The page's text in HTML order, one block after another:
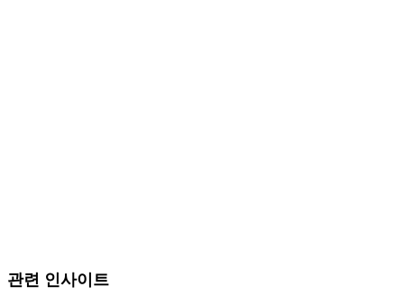
관련 인사이트